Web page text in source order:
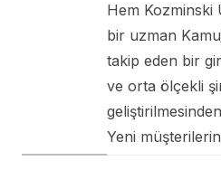
Hem Kozminski
bir uzman
takip eden bir
ve orta ölçekli
Yeni